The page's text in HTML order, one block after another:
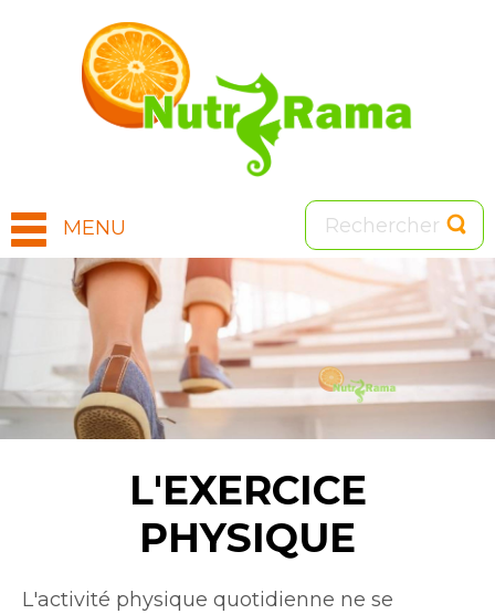
MENU
Image
L'EXERCICE
PHYSIQUE
Intro
L'activité physique quotidienne ne se